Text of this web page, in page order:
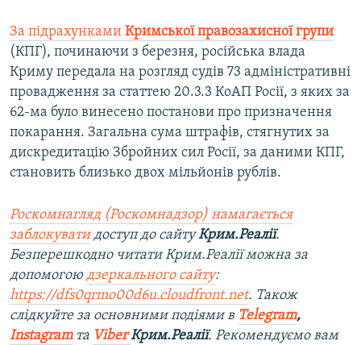
За підрахунками Кримської правозахисної групи
(КПГ), починаючи з березня, російська влада
Криму передала на розгляд судів 73 адміністративні
провадження за статтею 20.3.3 КоАП Росії, з яких за
62-ма було винесено постанови про призначення
покарання. Загальна сума штрафів, стягнутих за
дискредитацію Збройних сил Росії, за даними КПГ,
становить близько двох мільйонів рублів.
Роскомнагляд (Роскомнадзор) намагається
заблокуватидоступ до сайтуКрим.Реалії.
Безперешкодно читати Крим.Реалії можна за
допомогою дзеркального сайту:
https://dfs0qrmo00d6u.cloudfront.net. Також
слідкуйте за основними подіями в Telegram,
Instagramта ViberКрим.Реалії. Рекомендуємо вам